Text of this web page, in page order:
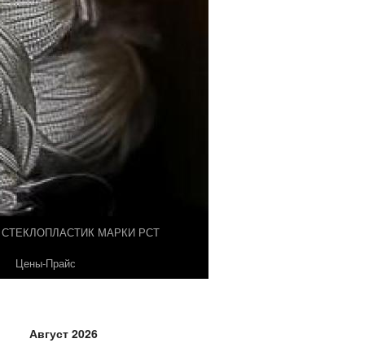
СТЕКЛОПЛАСТИК МАРКИ РСТ
Цены-Прайс
Август 2026